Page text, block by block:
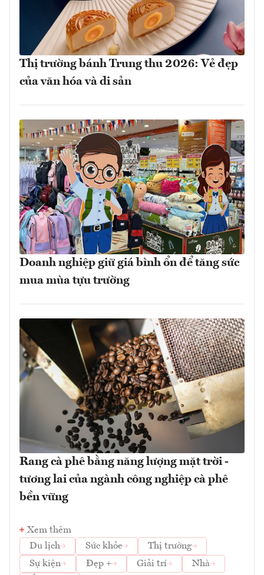
Thị trường bánh Trung thu 2026: Vẻ đẹp
của văn hóa và di sản
Doanh nghiệp giữ giá bình ổn để tăng sức
mua mùa tựu trường
Rang cà phê bằng năng lượng mặt trời -
tương lai của ngành công nghiệp cà phê
bền vững
Xem thêm
Du lịch
Sức khỏe
Thị trường
Sự kiện
Đẹp + Giải trí
Nhà